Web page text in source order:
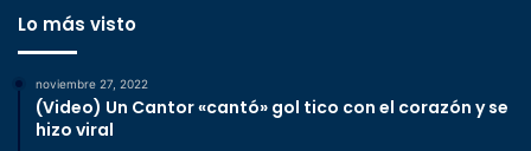
Lo más visto
noviembre 27, 2022
(Video) Un Cantor «cantó» gol tico con el corazón y se
hizo viral